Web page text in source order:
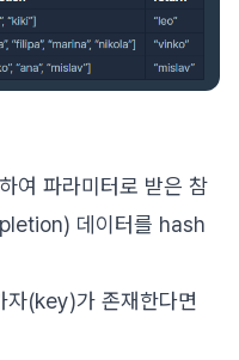
여 파라미터로 받은 참
데이터를 hash
(key)가 존재한다면